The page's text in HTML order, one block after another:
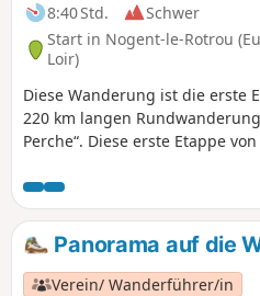
8:40 Std.
Schwer
Start in Nogent-le-Rotrou
Loir)
Diese Wanderung ist die erste
220 km langen
Perche“. Diese erste Etappe
vermitteln, was die herrlichen
auszeichnet: Wälder,
Hohlwegen, sanft mäandernde
Weges Kapellen, Brunnen,
Herrenhäuser.
Panorama auf die
Verein/ Wanderführer/in